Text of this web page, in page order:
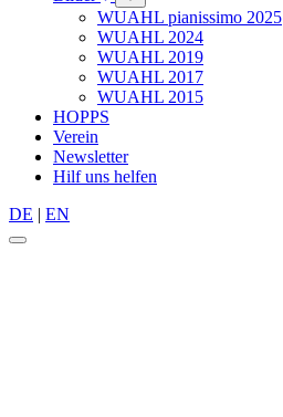
WUAHL pianissimo 2025
WUAHL 2024
WUAHL 2019
WUAHL 2017
WUAHL 2015
HOPPS
Verein
Newsletter
Hilf uns helfen
DE | EN